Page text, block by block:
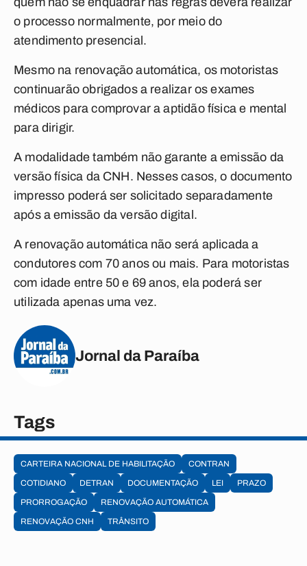
o processo normalmente, por meio do
atendimento presencial.
Mesmo na renovação automática, os motoristas
continuarão obrigados a realizar os exames
médicos para comprovar a aptidão física e mental
para dirigir.
A modalidade também não garante a emissão da
versão física da CNH. Nesses casos, o documento
impresso poderá ser solicitado separadamente
após a emissão da versão digital.
A renovação automática não será aplicada a
condutores com 70 anos ou mais. Para motoristas
com idade entre 50 e 69 anos, ela poderá ser
utilizada apenas uma vez.
Jornal da Paraíba
Tags
CARTEIRA NACIONAL DE HABILITAÇÃO
CONTRAN
COTIDIANO
DETRAN DOCUMENTAÇÃO LEI
PRAZO
PRORROGAÇÃO
RENOVAÇÃO AUTOMÁTICA
RENOVAÇÃO CNH
TRÂNSITO